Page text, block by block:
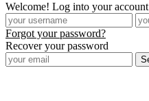
Welcome! Log into your account
Forgot your password?
Recover your password